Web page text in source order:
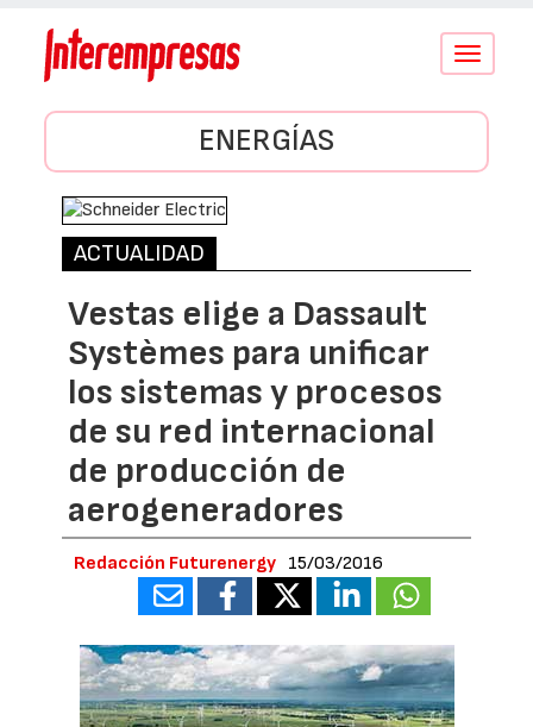
Conmutar
ENERGÍAS
ACTUALIDAD
Vestas elige a Dassault
Systèmes para unificar
los sistemas y procesos
de su red internacional
de producción de
aerogeneradores
Redacción Futurenergy 15/03/2016